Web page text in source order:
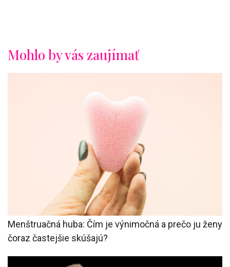
Mohlo by vás zaujímať
Menštruačná huba: Čím je výnimočná a prečo ju ženy
čoraz častejšie skúšajú?